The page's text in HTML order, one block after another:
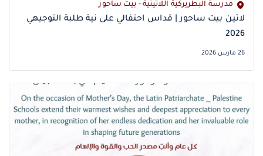
مدرسة البطريركية اللاتينية - بيت ساحور
‎لاتين بيت ساحور | قداس احتفالي على نية طلبة التوجيهي
2026
26 مارس 2026